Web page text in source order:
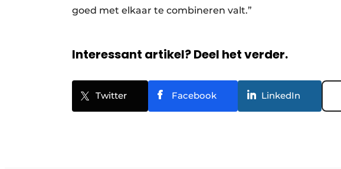
goed met elkaar te combineren valt.”
Interessant artikel? Deel het verder.
Twitter Facebook LinkedIn